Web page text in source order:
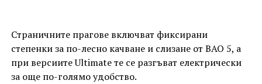
Страничните прагове включват фиксирани
степенки за по-лесно качване и слизане от BAO 5, а
при версиите Ultimate те се разгъват електрически
за още по-голямо удобство.